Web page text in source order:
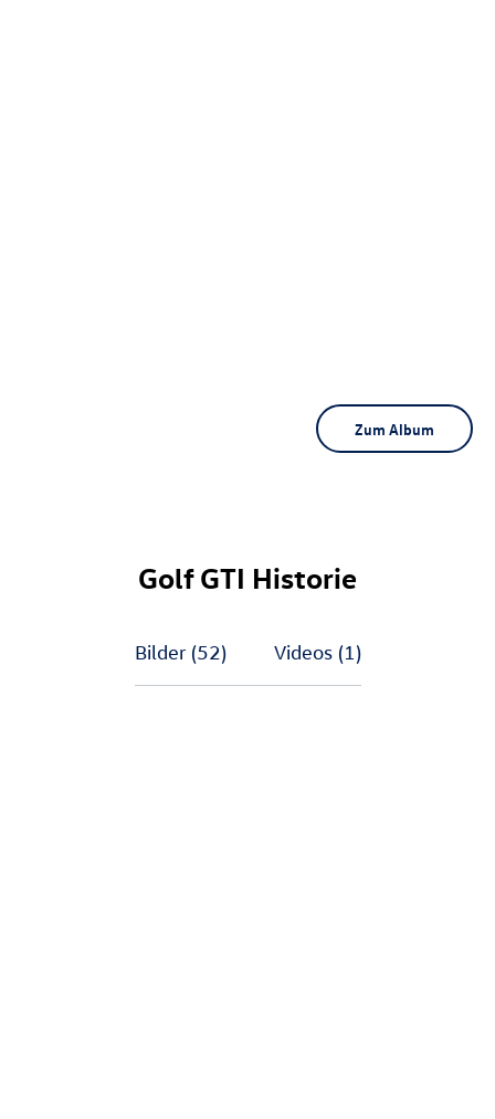
Zum Album
Golf GTI Historie
Bilder (52) Videos (1)